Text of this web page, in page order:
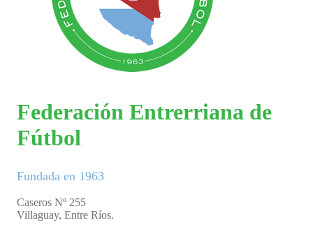
Federación Entrerriana de
Fútbol
Fundada en 1963
Caseros Nº 255
Villaguay, Entre Ríos.